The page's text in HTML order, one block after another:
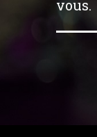
vous.